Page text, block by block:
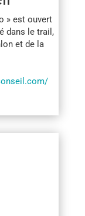
» est ouvert
dans le trail,
et de la